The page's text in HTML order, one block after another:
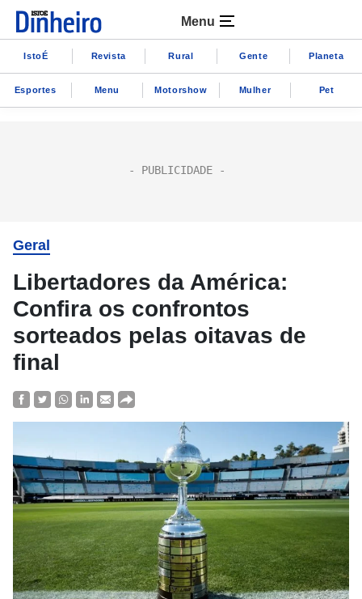
Menu
IstoÉ Revista Rural Gente Planeta
Esportes Menu Motorshow Mulher Pet
Geral
Libertadores da América:
Confira os confrontos
sorteados pelas oitavas de
final